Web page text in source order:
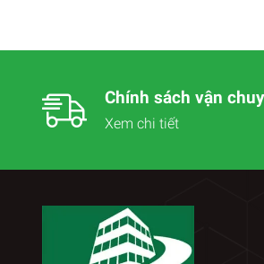
Chính sách vận
Xem chi tiết